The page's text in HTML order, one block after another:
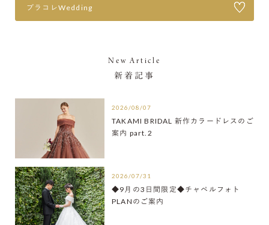
プラコレWedding
New Article
新着記事
2026/08/07
TAKAMI BRIDAL 新作カラードレスのご
案内 part.2
2026/07/31
◆9月の3日間限定◆チャペルフォト
PLANのご案内